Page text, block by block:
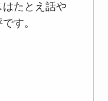
たとえ話や
す。